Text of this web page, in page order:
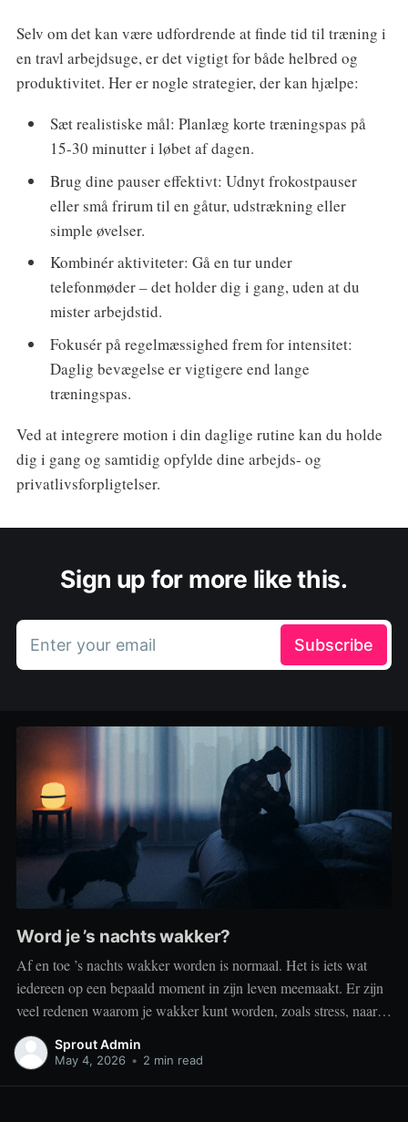
Selv om det kan være udfordrende at finde tid til træning i
en travl arbejdsuge, er det vigtigt for både helbred og
produktivitet. Her er nogle strategier, der kan hjælpe:
Sæt realistiske mål: Planlæg korte træningspas på
15-30 minutter i løbet af dagen.
Brug dine pauser effektivt: Udnyt frokostpauser
eller små frirum til en gåtur, udstrækning eller
simple øvelser.
Kombinér aktiviteter: Gå en tur under
telefonmøder – det holder dig i gang, uden at du
mister arbejdstid.
Fokusér på regelmæssighed frem for intensitet:
Daglig bevægelse er vigtigere end lange
træningspas.
Ved at integrere motion i din daglige rutine kan du holde
dig i gang og samtidig opfylde dine arbejds- og
privatlivsforpligtelser.
Sign up for more like this.
Enter your email Subscribe
Word je ’s nachts wakker?
Af en toe ’s nachts wakker worden is normaal. Het is iets wat
iedereen op een bepaald moment in zijn leven meemaakt. Er zijn
veel redenen waarom je wakker kunt worden, zoals stress, naar
het toilet moeten, je omgeving of medische aandoeningen die je
slaap beïnvloeden. Dit is geen probleem
Sprout Admin
May 4, 2026 • 2 min read